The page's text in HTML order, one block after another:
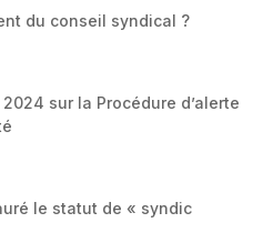
du conseil syndical ?
sur la Procédure d’alerte
le statut de « syndic